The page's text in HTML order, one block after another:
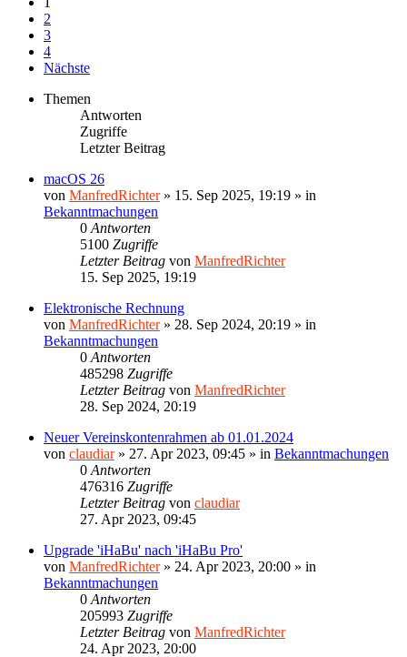
2
3
4
Nächste
Themen
Antworten
Zugriffe
Letzter Beitrag
macOS 26
von ManfredRichter» 15. Sep 2025, 19:19 » in
Bekanntmachungen
0 Antworten
5100 Zugriffe
Letzter Beitrag von ManfredRichter
15. Sep 2025, 19:19
Elektronische Rechnung
von ManfredRichter» 28. Sep 2024, 20:19 » in
Bekanntmachungen
0 Antworten
485298 Zugriffe
Letzter Beitrag von ManfredRichter
28. Sep 2024, 20:19
Neuer Vereinskontenrahmen ab 01.01.2024
von claudiar» 27. Apr 2023, 09:45 » in Bekanntmachungen
0 Antworten
476316 Zugriffe
Letzter Beitrag von claudiar
27. Apr 2023, 09:45
Upgrade 'iHaBu' nach 'iHaBu Pro'
von ManfredRichter» 24. Apr 2023, 20:00 » in
Bekanntmachungen
0 Antworten
205993 Zugriffe
Letzter Beitrag von ManfredRichter
24. Apr 2023, 20:00